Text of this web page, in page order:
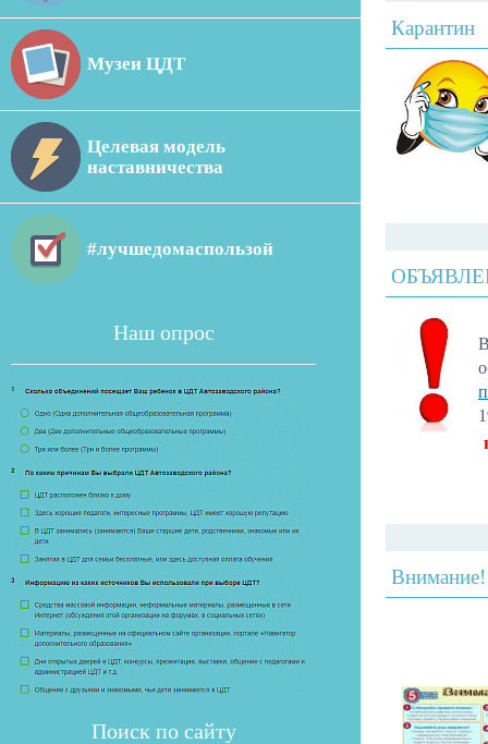
Музеи ЦДТ
Целевая модель
наставничества
#лучшедомаспользой
Наш опрос
Поиск по сайту
Карантин